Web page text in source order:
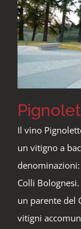
Il vino
un vitigno a
Colli
un parente del
vitigni